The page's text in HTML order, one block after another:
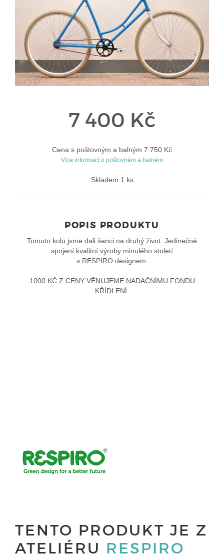
7 400 Kč
Cena s poštovným a balným 7 750 Kč
Více informací o poštovném a balném
Skladem 1 ks
POPIS PRODUKTU
Tomuto kolu jsme dali šanci na druhý život. Jedinečné
spojení kvalitní výroby minulého století
s RESPIRO designem.
1000 KČ Z CENY VĚNUJEME NADAČNÍMU FONDU
KŘÍDLENÍ.
TENTO PRODUKT JE Z
ATELIÉRU RESPIRO